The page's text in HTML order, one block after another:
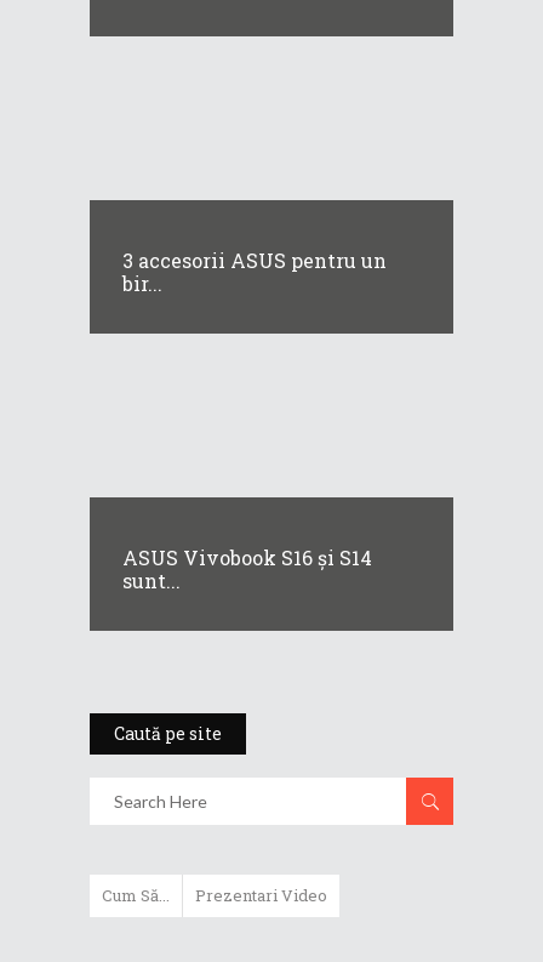
3 accesorii ASUS pentru un
bir...
ASUS Vivobook S16 și S14
sunt...
Caută pe site
Cum Să... Prezentari Video